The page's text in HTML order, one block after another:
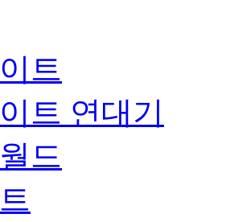
트
트 연대기
드